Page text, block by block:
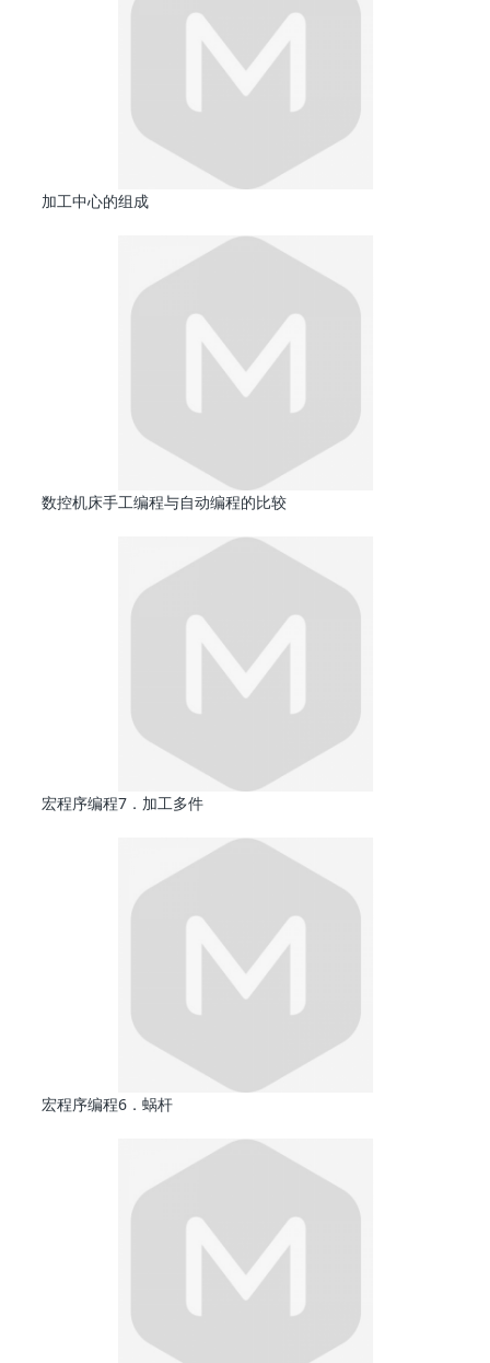
加工中心的组成
数控机床手工编程与自动编程的比较
宏程序编程7．加工多件
宏程序编程6．蜗杆